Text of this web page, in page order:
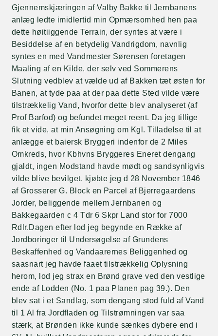
Gjennemskjæringen af Valby Bakke til Jernbanens
anlæg ledte imidlertid min Opmærsomhed hen paa
dette høitiiggende Terrain, der syntes at være i
Besiddelse af en betydelig Vandrigdom, navnlig
syntes en med Vandmester Sørensen foretagen
Maaling af en Kilde, der selv ved Sommerens
Slutning vedblev at vælde ud af Bakken tæt østen for
Banen, at tyde paa at der paa dette Sted vilde være
tilstrækkelig Vand, hvorfor dette blev analyseret (af
Prof Barfod) og befundet meget reent. Da jeg tillige
fik et vide, at min Ansøgning om Kgl. Tilladelse til at
anlægge et baiersk Bryggeri indenfor de 2 Miles
Omkreds, hvor Kbhvns Bryggeres Eneret dengang
gjaldt, ingen Modstand havde mødt og sandsynligvis
vilde blive bevilget, kjøbte jeg d 28 November 1846
af Grosserer G. Block en Parcel af Bjerregaardens
Jorder, beliggende mellem Jernbanen og
Bakkegaarden c 4 Tdr 6 Skpr Land stor for 7000
Rdlr.Dagen efter lod jeg begynde en Række af
Jordboringer til Undersøgelse af Grundens
Beskaffenhed og Vandaarernes Beliggenhed og
saasnart jeg havde faaet tilstrækkelig Oplysning
herom, lod jeg strax en Brønd grave ved den vestlige
ende af Lodden (No. 1 paa Planen pag 39.). Den
blev sat i et Sandlag, som dengang stod fuld af Vand
til 1 Al fra Jordfladen og Tilstrømningen var saa
stærk, at Brønden ikke kunde sænkes dybere end i